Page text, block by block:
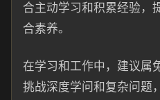
合主动学习和积累经验，
合素养。
在学习和工作中，建议属
挑战深度学问和复杂问题